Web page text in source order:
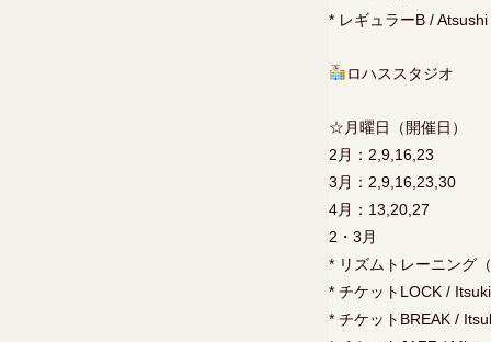
* レギュラーB /
ロハススタジオ
☆月曜日（開催日）
2月：2,9,16,23
3月：2,9,16,23,30
4月：13,20,27
2・3月
* リズムトレーニング
* チケットLOCK /
* チケットBREAK /